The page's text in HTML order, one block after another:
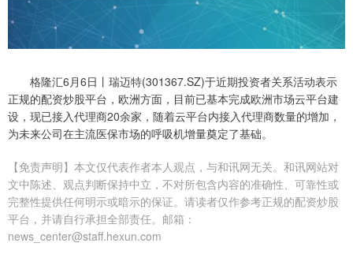
格隆汇6月6日丨瑞迈特(301367.SZ)于近期投资者关系活动表示
正规的配资炒股平台，欧洲方面，目前已基本完成欧洲市场云平台建
设，现已接入代理商20余家，随着云平台内接入代理商数量的增加，
为未来公司在主流医保市场的呼吸机增量奠定了基础。
【免责声明】本文仅代表作者本人观点，与和讯网无关。和讯网站对
文中陈述、观点判断保持中立，不对所包含内容的准确性、可靠性或
完整性提供任何明示或暗示的保证。请读者仅作参考正规的配资炒股
平台，并请自行承担全部责任。邮箱：
news_center@staff.hexun.com